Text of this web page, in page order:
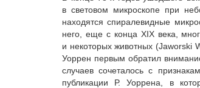
в световом микроскопе при
находятся спиралевидные
него, еще с конца ХІХ века,
и некоторых животных (Jaworski
Уоррен первым обратил
случаев сочеталось с
публикации Р. Уоррена, в